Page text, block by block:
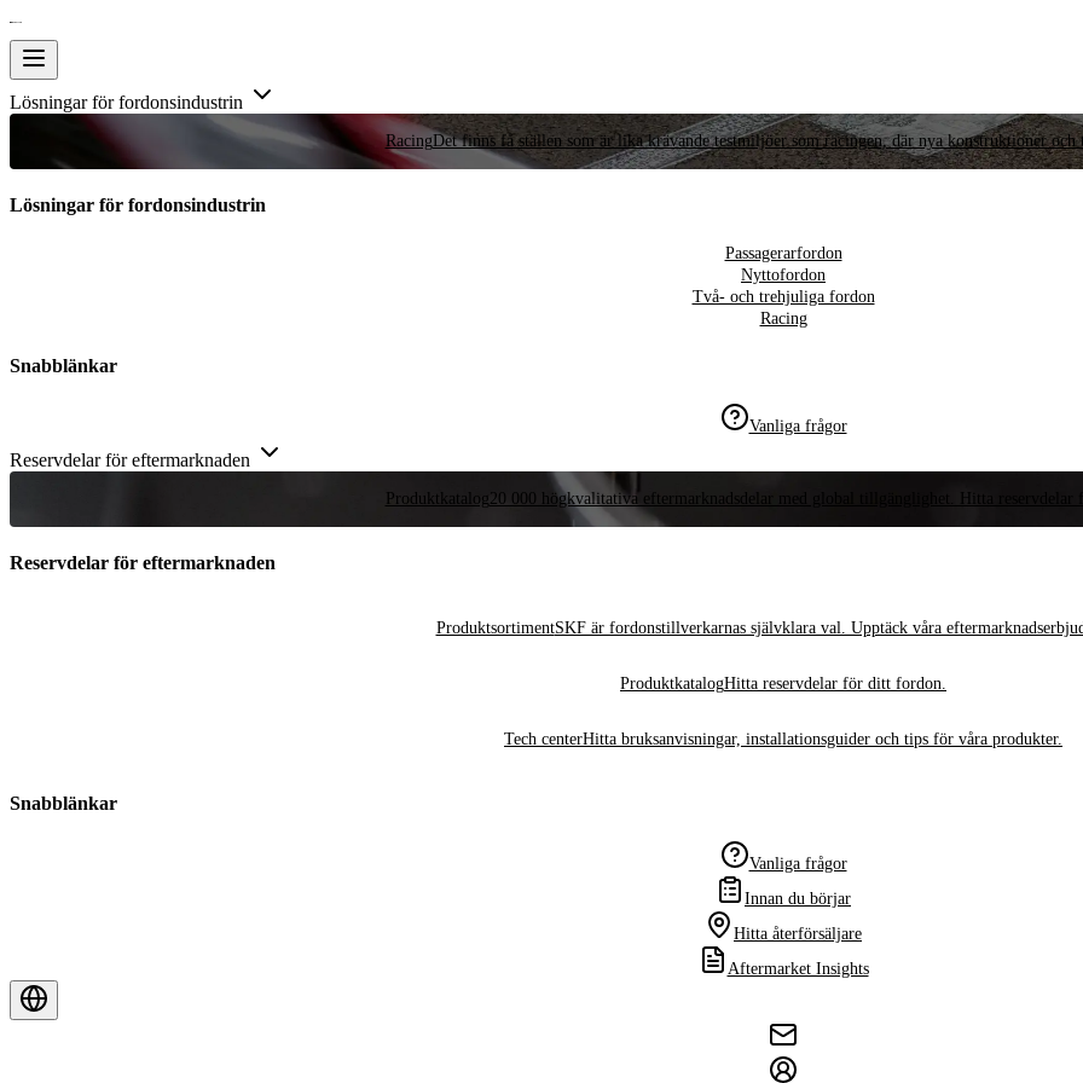
Lösningar för fordonsindustrin
RacingDet finns få ställen som är lika krävande testmiljöer som racingen, där nya konstruktioner och
Lösningar för fordonsindustrin
Passagerarfordon
Nyttofordon
Två- och trehjuliga fordon
Racing
Snabblänkar
Vanliga frågor
Reservdelar för eftermarknaden
Produktkatalog20 000 högkvalitativa eftermarknadsdelar med global tillgänglighet. Hitta reservdelar
Reservdelar för eftermarknaden
ProduktsortimentSKF är fordonstillverkarnas självklara val. Upptäck våra
ProduktkatalogHitta reservdelar för ditt fordon.
Tech centerHitta bruksanvisningar, installationsguider och tips för våra produkter.
Snabblänkar
Vanliga frågor
Innan du börjar
Hitta återförsäljare
Aftermarket Insights